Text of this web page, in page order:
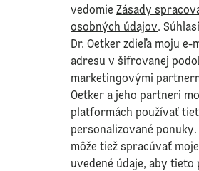
vedomieZásady
osobných údajov.
Dr. Oetker zdieľa moju e-
adresu v šifrovanej
marketingovými
Oetker a jeho partneri
platformách používať
personalizované ponuky.
môže tiež spracúvať
uvedené údaje, aby tieto